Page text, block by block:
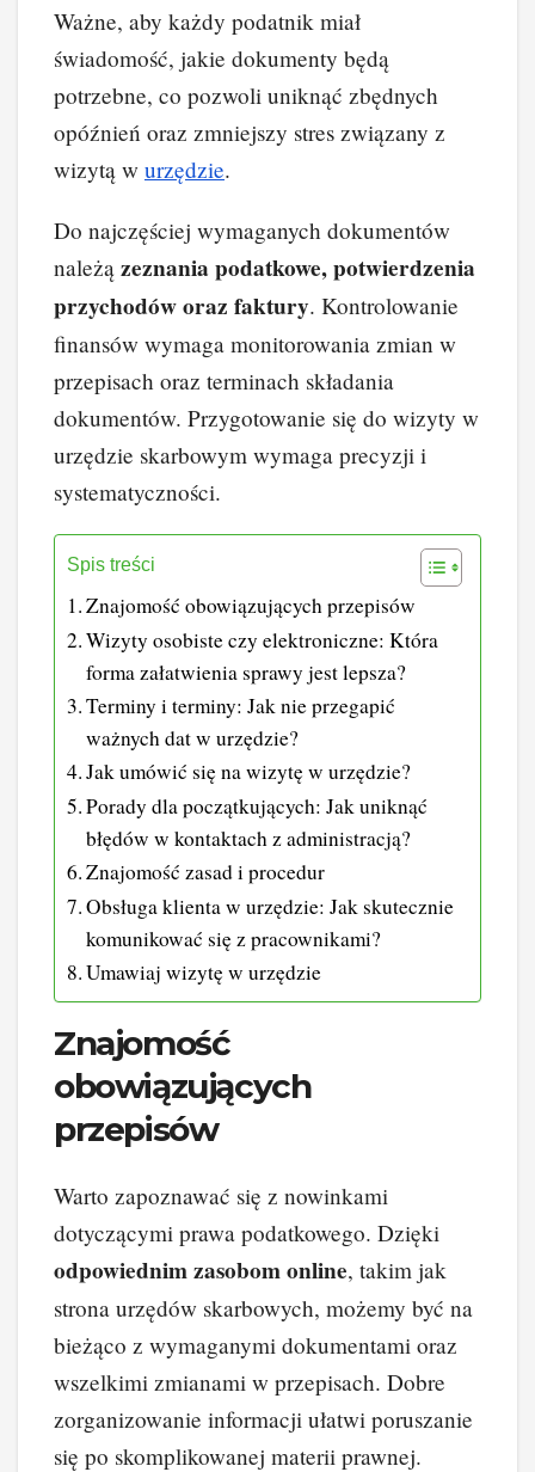
Ważne, aby każdy podatnik miał
świadomość, jakie dokumenty będą
potrzebne, co pozwoli uniknąć zbędnych
opóźnień oraz zmniejszy stres związany z
wizytą w urzędzie.
Do najczęściej wymaganych dokumentów
należą zeznania podatkowe, potwierdzenia
przychodów oraz faktury. Kontrolowanie
finansów wymaga monitorowania zmian w
przepisach oraz terminach składania
dokumentów. Przygotowanie się do wizyty w
urzędzie skarbowym wymaga precyzji i
systematyczności.
Spis treści
Znajomość obowiązujących przepisów
Wizyty osobiste czy elektroniczne: Która
forma załatwienia sprawy jest lepsza?
Terminy i terminy: Jak nie przegapić
ważnych dat w urzędzie?
Jak umówić się na wizytę w urzędzie?
Porady dla początkujących: Jak uniknąć
błędów w kontaktach z administracją?
Znajomość zasad i procedur
Obsługa klienta w urzędzie: Jak skutecznie
komunikować się z pracownikami?
Umawiaj wizytę w urzędzie
Znajomość
obowiązujących
przepisów
Warto zapoznawać się z nowinkami
dotyczącymi prawa podatkowego. Dzięki
odpowiednim zasobom online, takim jak
strona urzędów skarbowych, możemy być na
bieżąco z wymaganymi dokumentami oraz
wszelkimi zmianami w przepisach. Dobre
zorganizowanie informacji ułatwi poruszanie
się po skomplikowanej materii prawnej.